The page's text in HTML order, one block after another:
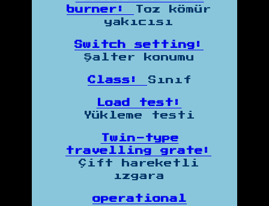
burner:
Toz kömür
yakıcısı
Switch setting:
Şalter konumu
Class: Sınıf
Load test:
Yükleme testi
Twin-type
travelling grate:
Çift hareketli
ızgara
operational